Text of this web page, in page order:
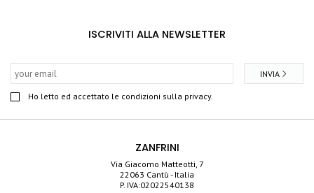
ISCRIVITI ALLA NEWSLETTER
Ho letto ed accettato le condizioni sulla privacy.
INVIA
ZANFRINI
Via Giacomo Matteotti, 7
22063 Cantù - Italia
P. IVA:02022540138